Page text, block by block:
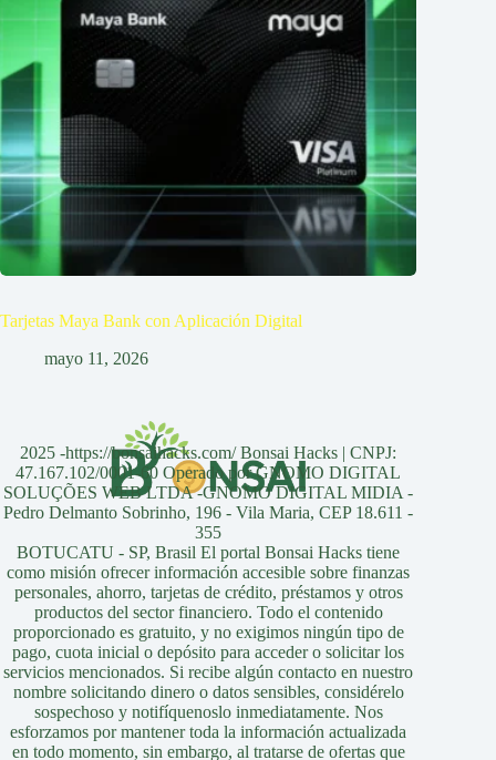
Tarjetas Maya Bank con Aplicación Digital
mayo 11, 2026
2025 -https://bonsaihacks.com/ Bonsai Hacks | CNPJ:
47.167.102/0001-60 Operado por GNOMO DIGITAL
SOLUÇÕES WEB LTDA -GNOMO DIGITAL MIDIA -
Pedro Delmanto Sobrinho, 196 - Vila Maria, CEP 18.611 -
355
BOTUCATU - SP, Brasil El portal Bonsai Hacks tiene
como misión ofrecer información accesible sobre finanzas
personales, ahorro, tarjetas de crédito, préstamos y otros
productos del sector financiero. Todo el contenido
proporcionado es gratuito, y no exigimos ningún tipo de
pago, cuota inicial o depósito para acceder o solicitar los
servicios mencionados. Si recibe algún contacto en nuestro
nombre solicitando dinero o datos sensibles, considérelo
sospechoso y notifíquenoslo inmediatamente. Nos
esforzamos por mantener toda la información actualizada
en todo momento, sin embargo, al tratarse de ofertas que